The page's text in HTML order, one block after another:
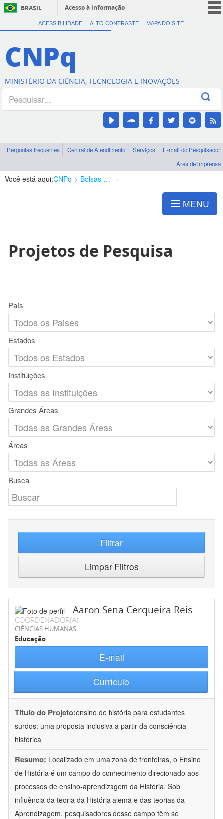
BRASIL
Acesso à informação
CORONAVÍRUS (COVID-19)
Canais
ACESSIBILIDADE ALTO CONTRASTE MAPA DO SITE
CNPq
MINISTÉRIO DA CIÊNCIA, TECNOLOGIA E INOVAÇÕES
Perguntas frequentes Central de Atendimento Serviços
E-mail do Pesquisador
Área de imprensa
Você está aqui:CNPq Bolsas e Auxílios Vigentes
MENU
Projetos de Pesquisa
País
Estados
Instituições
Grandes Áreas
Áreas
Busca
Filtrar
Limpar Filtros
Aaron Sena Cerqueira Reis
COORDENADOR(A)
CIÊNCIAS HUMANAS
Educação
E-mail
Currículo
Título do Projeto:ensino de história para estudantes
surdos: uma proposta inclusiva a partir da consciência
histórica
Resumo: Localizado em uma zona de fronteiras, o Ensino
de História é um campo do conhecimento direcionado aos
processos de ensino-aprendizagem da História. Sob
influência da teoria da História alemã e das teorias da
Aprendizagem, pesquisadores desse campo têm se